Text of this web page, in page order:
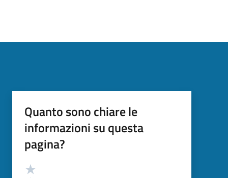
Quanto sono chiare le
informazioni su questa
pagina?
Valutazione